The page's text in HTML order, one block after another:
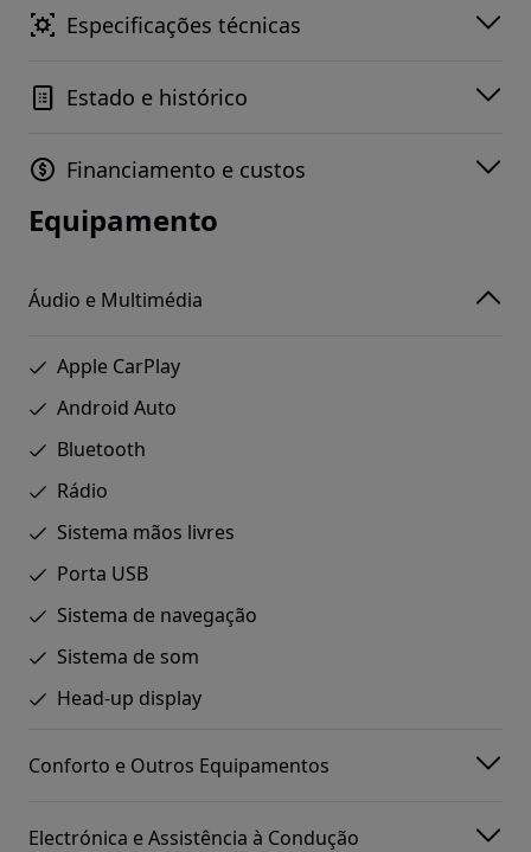
Especificações técnicas
Estado e histórico
Financiamento e custos
Equipamento
Áudio e Multimédia
Apple CarPlay
Android Auto
Bluetooth
Rádio
Sistema mãos livres
Porta USB
Sistema de navegação
Sistema de som
Head-up display
Conforto e Outros Equipamentos
Electrónica e Assistência à Condução